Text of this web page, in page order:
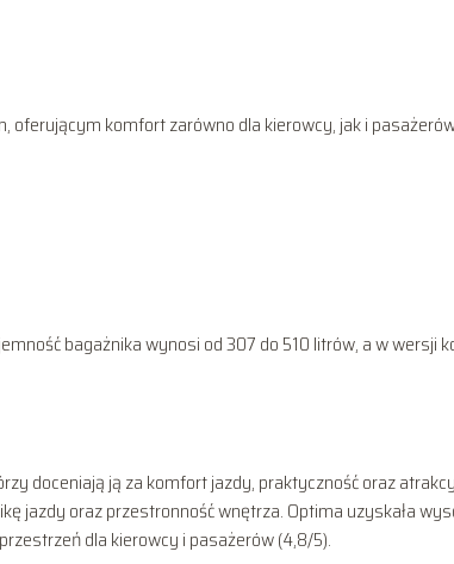
komfort zarówno dla kierowcy, jak i
bagażnika wynosi od 307 do 510 litrów, a w wersji
doceniają ją za komfort jazdy, praktyczność oraz
jazdy oraz przestronność wnętrza. Optima uzyskała
dla kierowcy i pasażerów (4,8/5).